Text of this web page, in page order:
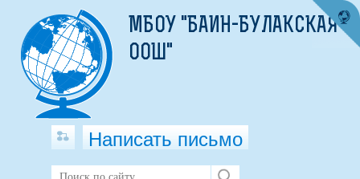
МБОУ "БАИН-БУЛАКСКАЯ
ООШ"
Написать письмо